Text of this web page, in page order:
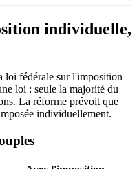
individuelle,
loi fédérale sur l'imposition
loi : seule la majorité du
La réforme prévoit que
individuellement.